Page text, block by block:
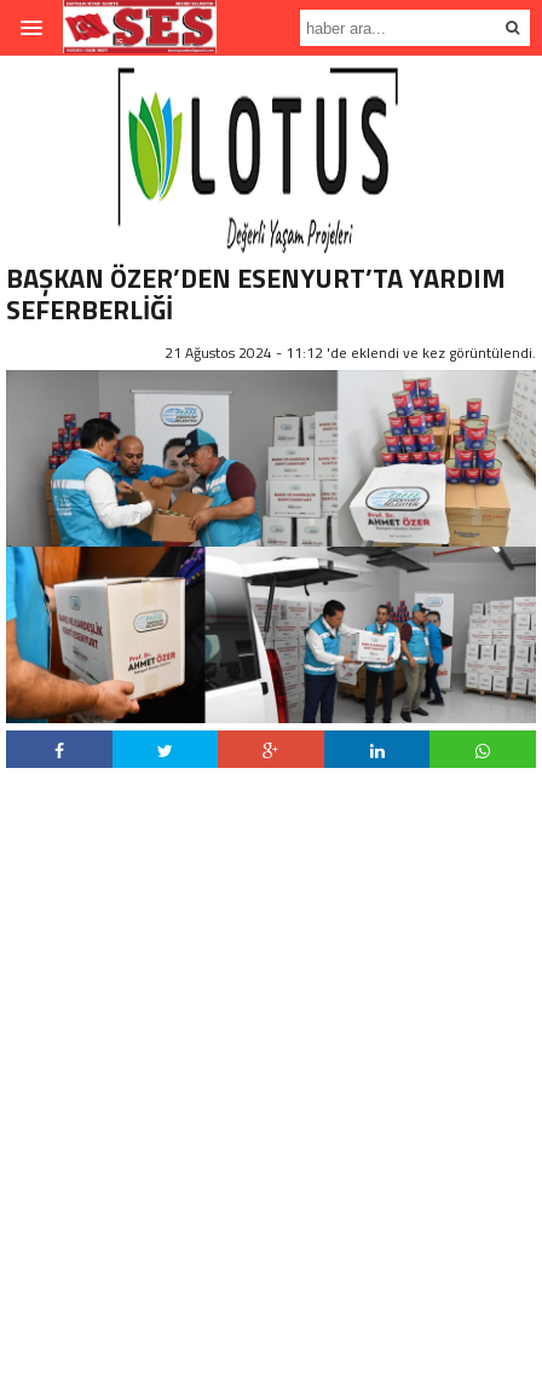
BAŞKAN ÖZER’DEN ESENYURT’TA YARDIM
SEFERBERLİĞİ
21 Ağustos 2024 - 11:12 'de eklendi ve kez görüntülendi.